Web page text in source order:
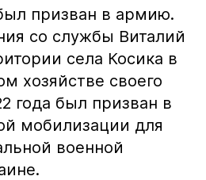
призван в армию.
со службы Виталий
села Косика в
хозяйстве своего
года был призван в
мобилизации для
военной